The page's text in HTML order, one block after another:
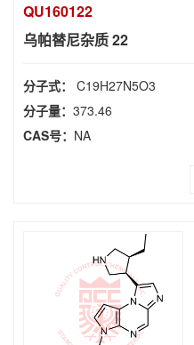
QU160122
乌帕替尼杂质 22
分子式： C19H27N5O3
分子量： 373.46
CAS号： NA